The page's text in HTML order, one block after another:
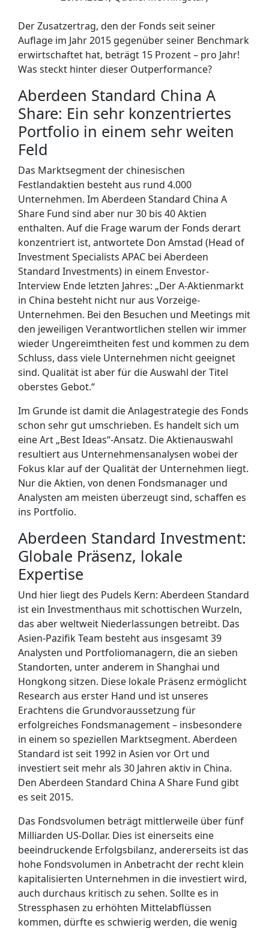
Der Zusatzertrag, den der Fonds seit seiner
Auflage im Jahr 2015 gegenüber seiner Benchmark
erwirtschaftet hat, beträgt 15 Prozent – pro Jahr!
Was steckt hinter dieser Outperformance?
Aberdeen Standard China A
Share: Ein sehr konzentriertes
Portfolio in einem sehr weiten
Feld
Das Marktsegment der chinesischen
Festlandaktien besteht aus rund 4.000
Unternehmen. Im Aberdeen Standard China A
Share Fund sind aber nur 30 bis 40 Aktien
enthalten. Auf die Frage warum der Fonds derart
konzentriert ist, antwortete Don Amstad (Head of
Investment Specialists APAC bei Aberdeen
Standard Investments) in einem Envestor-
Interview Ende letzten Jahres: „Der A-Aktienmarkt
in China besteht nicht nur aus Vorzeige-
Unternehmen. Bei den Besuchen und Meetings mit
den jeweiligen Verantwortlichen stellen wir immer
wieder Ungereimtheiten fest und kommen zu dem
Schluss, dass viele Unternehmen nicht geeignet
sind. Qualität ist aber für die Auswahl der Titel
oberstes Gebot.“
Im Grunde ist damit die Anlagestrategie des Fonds
schon sehr gut umschrieben. Es handelt sich um
eine Art „Best Ideas“-Ansatz. Die Aktienauswahl
resultiert aus Unternehmensanalysen wobei der
Fokus klar auf der Qualität der Unternehmen liegt.
Nur die Aktien, von denen Fondsmanager und
Analysten am meisten überzeugt sind, schaffen es
ins Portfolio.
Aberdeen Standard Investment:
Globale Präsenz, lokale
Expertise
Und hier liegt des Pudels Kern: Aberdeen Standard
ist ein Investmenthaus mit schottischen Wurzeln,
das aber weltweit Niederlassungen betreibt. Das
Asien-Pazifik Team besteht aus insgesamt 39
Analysten und Portfoliomanagern, die an sieben
Standorten, unter anderem in Shanghai und
Hongkong sitzen. Diese lokale Präsenz ermöglicht
Research aus erster Hand und ist unseres
Erachtens die Grundvoraussetzung für
erfolgreiches Fondsmanagement – insbesondere
in einem so speziellen Marktsegment. Aberdeen
Standard ist seit 1992 in Asien vor Ort und
investiert seit mehr als 30 Jahren aktiv in China.
Den Aberdeen Standard China A Share Fund gibt
es seit 2015.
Das Fondsvolumen beträgt mittlerweile über fünf
Milliarden US-Dollar. Dies ist einerseits eine
beeindruckende Erfolgsbilanz, andererseits ist das
hohe Fondsvolumen in Anbetracht der recht klein
kapitalisierten Unternehmen in die investiert wird,
auch durchaus kritisch zu sehen. Sollte es in
Stressphasen zu erhöhten Mittelabflüssen
kommen, dürfte es schwierig werden, die wenig